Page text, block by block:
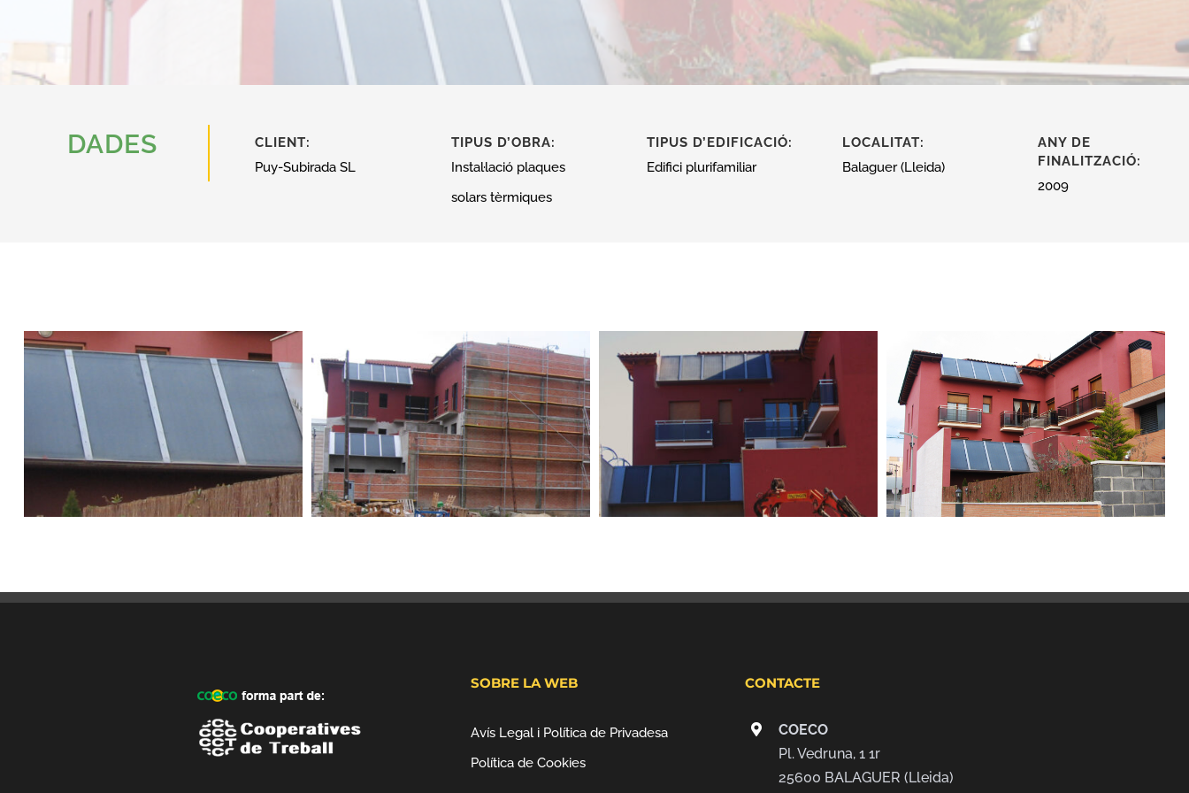
DADES
CLIENT:
Puy-Subirada SL
TIPUS D’OBRA:
Instal·lació plaques
solars tèrmiques
TIPUS D’EDIFICACIÓ:
Edifici plurifamiliar
LOCALITAT:
Balaguer (Lleida)
ANY DE
FINALITZACIÓ:
2009
SOBRE LA WEB
Avís Legal i Política de Privadesa
Política de Cookies
CONTACTE
COECO
Pl. Vedruna, 1 1r
25600 BALAGUER (Lleida)